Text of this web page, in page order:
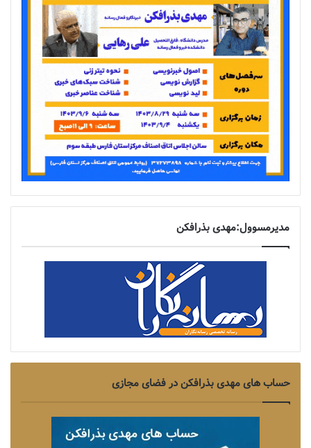
مدیرمسوول:مهدی بذرافکن
حساب های مهدی بذرافکن در فضای مجازی